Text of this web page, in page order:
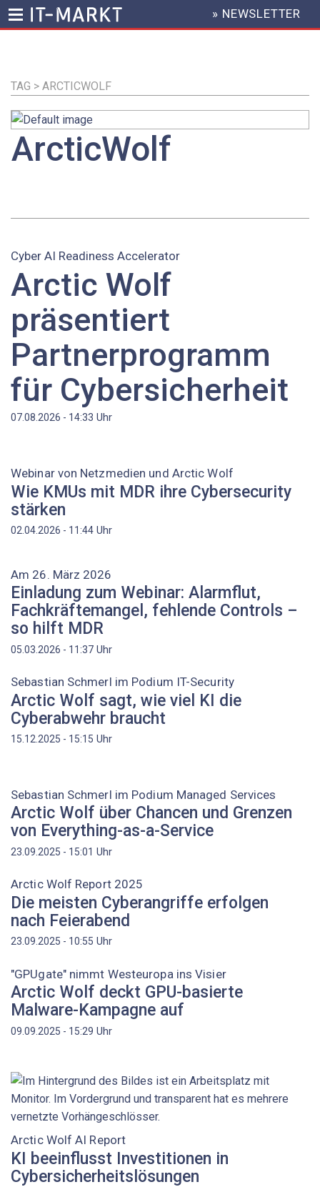
Inhalt
HEADER
MENU
» NEWSLETTER
TAG > ARCTICWOLF
ArcticWolf
Cyber AI Readiness Accelerator
Arctic Wolf
präsentiert
Partnerprogramm
für Cybersicherheit
07.08.2026 - 14:33 Uhr
Webinar von Netzmedien und Arctic Wolf
Wie KMUs mit MDR ihre Cybersecurity
stärken
02.04.2026 - 11:44 Uhr
Am 26. März 2026
Einladung zum Webinar: Alarmflut,
Fachkräftemangel, fehlende Controls –
so hilft MDR
05.03.2026 - 11:37 Uhr
Sebastian Schmerl im Podium IT-Security
Arctic Wolf sagt, wie viel KI die
Cyberabwehr braucht
15.12.2025 - 15:15 Uhr
Sebastian Schmerl im Podium Managed Services
Arctic Wolf über Chancen und Grenzen
von Everything-as-a-Service
23.09.2025 - 15:01 Uhr
Arctic Wolf Report 2025
Die meisten Cyberangriffe erfolgen
nach Feierabend
23.09.2025 - 10:55 Uhr
"GPUgate" nimmt Westeuropa ins Visier
Arctic Wolf deckt GPU-basierte
Malware-Kampagne auf
09.09.2025 - 15:29 Uhr
Arctic Wolf AI Report
KI beeinflusst Investitionen in
Cybersicherheitslösungen